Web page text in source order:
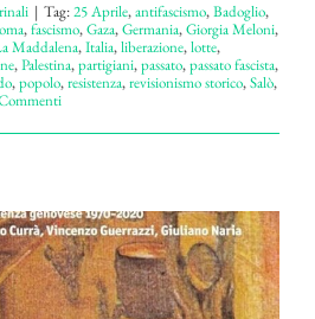
| Tag:25 Aprile,antifascismo,Badoglio,
,fascismo,Gaza,Germania,Giorgia Meloni,
Maddalena,Italia,liberazione,lotte,
,Palestina,partigiani,passato,passato fascista,
,popolo,resistenza,revisionismo storico,Salò,